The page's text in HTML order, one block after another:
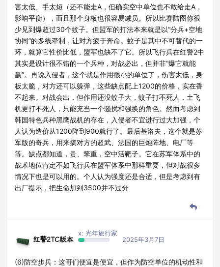
害太低、手太短（还不能走A，但确实空中单位也不敢给走A，
影响平衡），而且那个身板也很容易减员。所以比赛陆图你很
少见到爆超过30个蚊子。但盟军的打法本来就是以“分兵+空地
协同”的多线牵制，让对方疲于奔命。蚊子是其中不可替代的一
环，就算它性价比低，盟军也缺不了它。所以飞行兵在红警2中
其实是设计很不错的一个兵种，对战必出，但并非“爆它就能
赢”。再说入侵者，这个就是作用很小的单位了，伤害太低，身
板太脆，对方还可以躲弹，这些缺点配上1200的价格，实在香
不起来。对战会出，但作用还没蚊子大，蚊子打不死人，土飞
机更打不死人，只能充当一个骚扰和强换的角色。然而考虑到
韩国特色兵种黑鹰战机的存在，入侵者不宜进行过大加强，个
人认为造价从1200降到900就行了。最后基洛夫，这个就是苏
军版的奇兵，用来搞对方的超武、法国的巨炮阵地、电厂等
等。缺点都知道，贵、笨重，空中活靶子。它在苏军体系中的
战术地位肯定不如飞行兵在盟军体系中那样重要，但对战很多
情况下也是可以用的。个人认为强度还是合适，但是考虑到有
出厂提示，把生命加到3500并不过分
红警2TC版本
x: 光年旅行家
2025年3月7日
(6)防空步兵：这哥们便宜是便宜，但作为防空单位的机动性和